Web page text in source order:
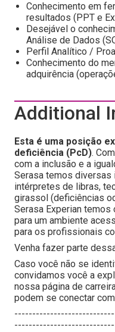
Conhecimento em
resultados (PPT e
Desejável o
Análise de Dados
Perfil Analítico /
Conhecimento do
adquirência
Additional
Esta é uma posição
deficiência (PcD).
com a inclusão e a
Serasa temos diversas
intérpretes de libras,
girassol (deficiências
Serasa Experian
para um ambiente
para os profissionais
Venha fazer parte
Caso você não se
convidamos você a
nossa página de
podem se conectar